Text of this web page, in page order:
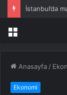
Menü
Anasayfa /
Ekonomi